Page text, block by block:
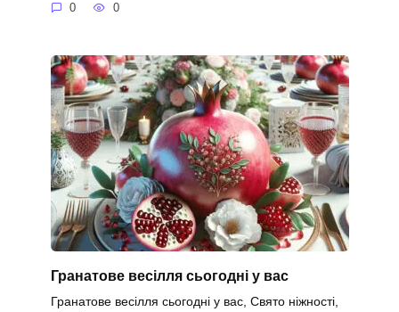
0 0
Гранатове весілля сьогодні у вас
Гранатове весілля сьогодні у вас, Свято ніжності,